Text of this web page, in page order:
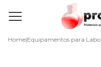
Home|Equipamentos para